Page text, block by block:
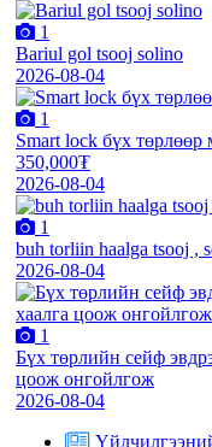
1
Bariul gol tsooj solino
2026-08-04
1
Smart lock бүх төрлөөр
350,000₮
2026-08-04
1
buh torliin haalga tsooj ,
2026-08-04
1
Бүх төрлийн сейф
цоож онгойлгож
2026-08-04